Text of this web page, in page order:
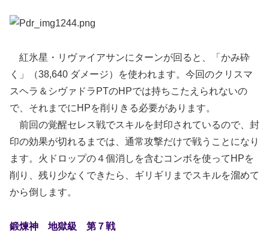
紅氷星・リヴァイアサンにターンが回ると、「かみ砕
く」（38,640 ダメージ）を使われます。今回のクリスマ
スヘラ＆シヴァドラPTのHPでは持ちこたえられないの
で、それまでにHPを削りきる必要があります。
前回の覚醒セレス戦でスキルを封印されているので、封
印の効果が切れるまでは、通常攻撃だけで戦うことになり
ます。火ドロップの４個消しを含むコンボを使ってHPを
削り、残り少なくできたら、ギリギリまでスキルを溜めて
から倒します。
鍛煉神 地獄級 第７戦